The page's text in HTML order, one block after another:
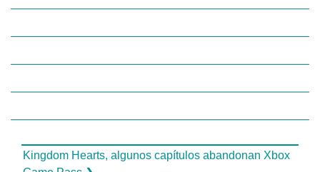
Kingdom Hearts, algunos capítulos abandonan Xbox